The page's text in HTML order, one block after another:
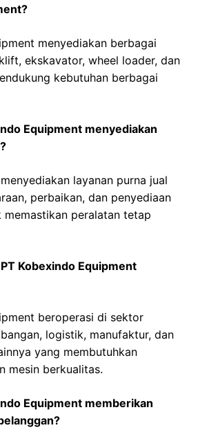
menyediakan berbagai
ekskavator, wheel loader, dan
kebutuhan berbagai
Equipment menyediakan
layanan purna jual
perbaikan, dan penyediaan
memastikan peralatan tetap
Kobexindo Equipment
beroperasi di sektor
logistik, manufaktur, dan
yang membutuhkan
mesin berkualitas.
Equipment memberikan